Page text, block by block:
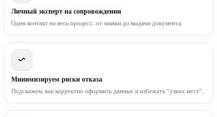
Личный эксперт на сопровождении
Один контакт на весь процесс: от заявки до выдачи документа.
Минимизируем риски отказа
Подскажем, как корректно оформить данные и избежать “узких мест”.